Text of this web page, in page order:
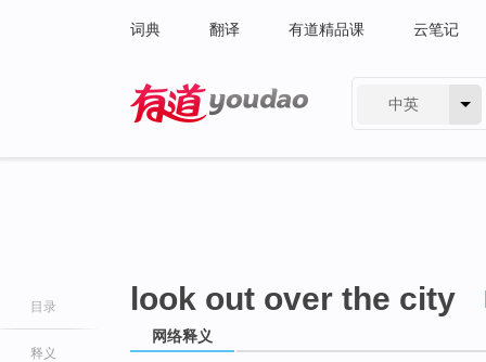
词典 翻译 有道精品课 云笔记
中英
目录
释义
look out over the city
网络释义